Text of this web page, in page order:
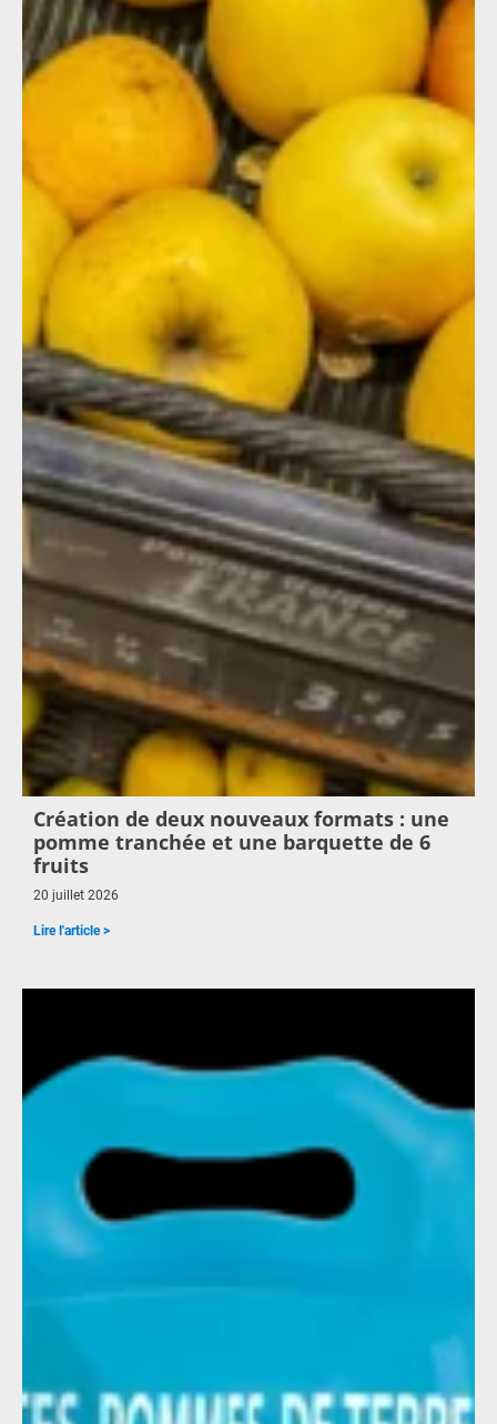
Création de deux nouveaux formats : une
pomme tranchée et une barquette de 6
fruits
20 juillet 2026
Lire l'article >